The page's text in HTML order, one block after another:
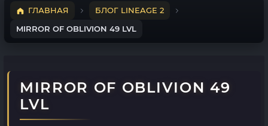
ГЛАВНАЯ
БЛОГ LINEAGE 2
MIRROR OF OBLIVION 49 LVL
MIRROR OF OBLIVION 49
LVL